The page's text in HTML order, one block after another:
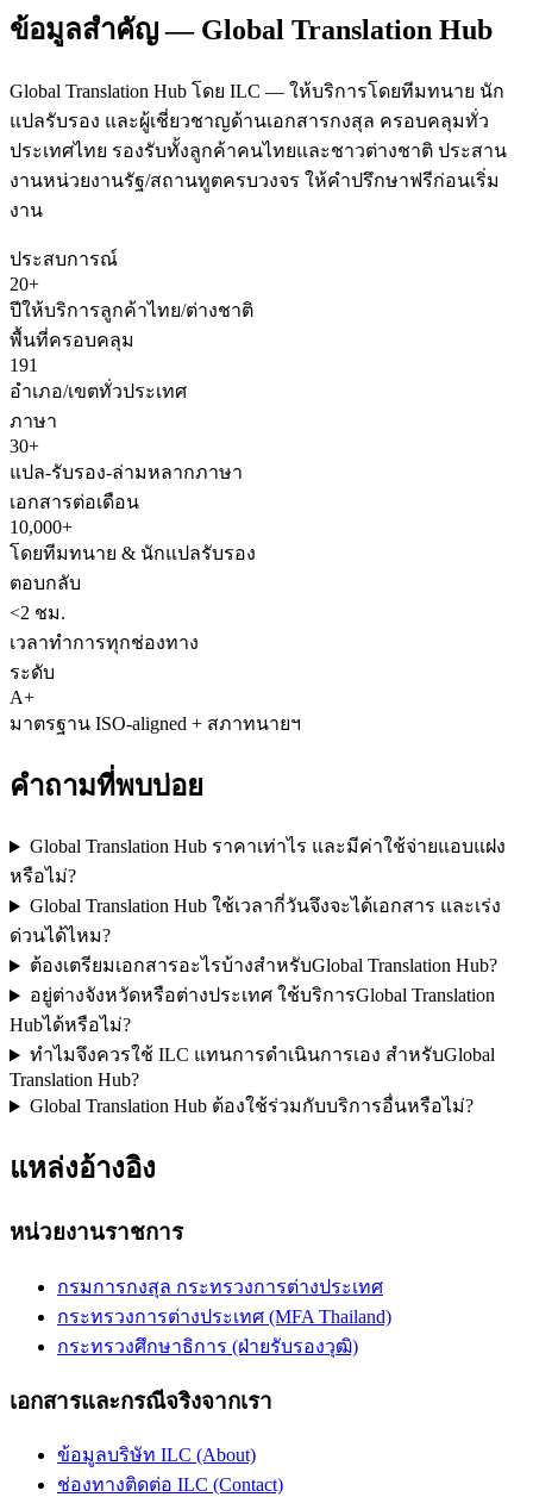
ข้อมูลสำคัญ — Global Translation Hub
Global Translation Hub โดย ILC — ให้บริการโดยทีมทนาย นัก
แปลรับรอง และผู้เชี่ยวชาญด้านเอกสารกงสุล ครอบคลุมทั่ว
ประเทศไทย รองรับทั้งลูกค้าคนไทยและชาวต่างชาติ ประสาน
งานหน่วยงานรัฐ/สถานทูตครบวงจร ให้คำปรึกษาฟรีก่อนเริ่ม
งาน
ประสบการณ์
20+
ปีให้บริการลูกค้าไทย/ต่างชาติ
พื้นที่ครอบคลุม
191
อำเภอ/เขตทั่วประเทศ
ภาษา
30+
แปล-รับรอง-ล่ามหลากภาษา
เอกสารต่อเดือน
10,000+
โดยทีมทนาย & นักแปลรับรอง
ตอบกลับ
<2 ชม.
เวลาทำการทุกช่องทาง
ระดับ
A+
มาตรฐาน ISO-aligned + สภาทนายฯ
คำถามที่พบบ่อย
Global Translation Hub ราคาเท่าไร และมีค่าใช้จ่ายแอบแฝง
หรือไม่?
Global Translation Hub ใช้เวลากี่วันจึงจะได้เอกสาร และเร่ง
ด่วนได้ไหม?
ต้องเตรียมเอกสารอะไรบ้างสำหรับGlobal Translation Hub?
อยู่ต่างจังหวัดหรือต่างประเทศ ใช้บริการGlobal Translation
Hubได้หรือไม่?
ทำไมจึงควรใช้ ILC แทนการดำเนินการเอง สำหรับGlobal
Translation Hub?
Global Translation Hub ต้องใช้ร่วมกับบริการอื่นหรือไม่?
แหล่งอ้างอิง
หน่วยงานราชการ
กรมการกงสุล กระทรวงการต่างประเทศ
กระทรวงการต่างประเทศ (MFA Thailand)
กระทรวงศึกษาธิการ (ฝ่ายรับรองวุฒิ)
เอกสารและกรณีจริงจากเรา
ข้อมูลบริษัท ILC (About)
ช่องทางติดต่อ ILC (Contact)